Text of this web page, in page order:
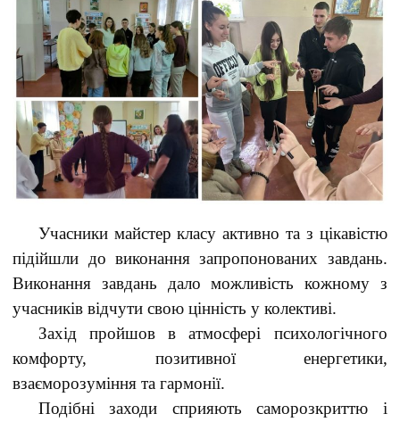
Учасники майстер класу активно та з цікавістю
підійшли до виконання запропонованих завдань.
Виконання завдань дало можливість кожному з
учасників відчути свою цінність у колективі.
Захід пройшов в атмосфері психологічного
комфорту, позитивної енергетики,
взаєморозуміння та гармонії.
Подібні заходи сприяють саморозкриттю і